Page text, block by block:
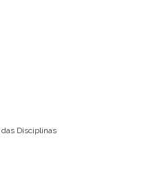
Disciplinas